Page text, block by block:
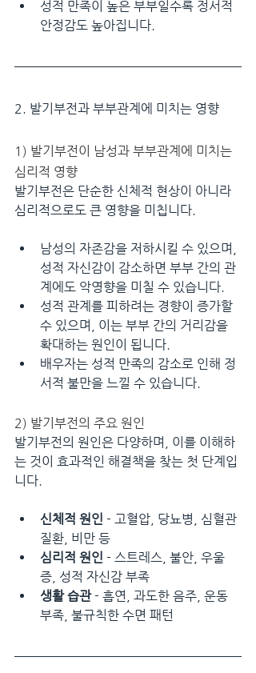
성적 만족이 높은 부부일수록 정서적
안정감도 높아집니다.
2. 발기부전과 부부관계에 미치는 영향
1) 발기부전이 남성과 부부관계에 미치는
심리적 영향
발기부전은 단순한 신체적 현상이 아니라
심리적으로도 큰 영향을 미칩니다.
남성의 자존감을 저하시킬 수 있으며,
성적 자신감이 감소하면 부부 간의 관
계에도 악영향을 미칠 수 있습니다.
성적 관계를 피하려는 경향이 증가할
수 있으며, 이는 부부 간의 거리감을
확대하는 원인이 됩니다.
배우자는 성적 만족의 감소로 인해 정
서적 불만을 느낄 수 있습니다.
2) 발기부전의 주요 원인
발기부전의 원인은 다양하며, 이를 이해하
는 것이 효과적인 해결책을 찾는 첫 단계입
니다.
신체적 원인 - 고혈압, 당뇨병, 심혈관
질환, 비만 등
심리적 원인 - 스트레스, 불안, 우울
증, 성적 자신감 부족
생활 습관 - 흡연, 과도한 음주, 운동
부족, 불규칙한 수면 패턴